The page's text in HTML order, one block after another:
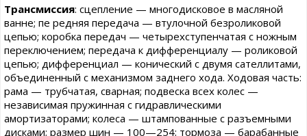
Трансмиссия: сцепление — многодисковое в масляной
ванне; пе редняя передача — втулочной безроликовой
цепью; коробка передач — четырехступенчатая с ножным
переключением; передача к дифференциалу — роликовой
цепью; дифференциал — конический с двумя сателлитами,
объединенный с механизмом заднего хода. Ходовая часть:
рама — трубчатая, сварная; подвеска всех колес —
независимая пружинная с гидравлическими
амортизаторами; колеса — штампованные с разъемными
дисками; размер шин — 100—254; тормоза — барабанные